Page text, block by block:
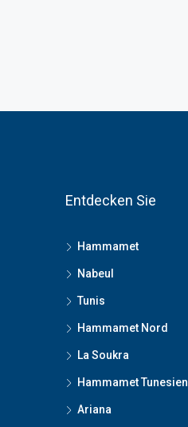
Entdecken Sie
Hammamet
Nabeul
Tunis
Hammamet Nord
La Soukra
Hammamet Tunesien
Ariana